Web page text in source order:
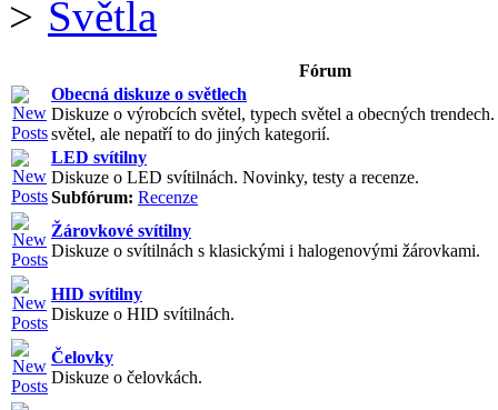
Světla
Fórum
Obecná diskuze o světlech
Diskuze o výrobcích světel, typech světel a obecných
světel, ale nepatří to do jiných kategorií.
LED svítilny
Diskuze o LED svítilnách. Novinky, testy a recenze.
Subfórum: Recenze
Žárovkové svítilny
Diskuze o svítilnách s klasickými i halogenovými žárovkami.
HID svítilny
Diskuze o HID svítilnách.
Čelovky
Diskuze o čelovkách.